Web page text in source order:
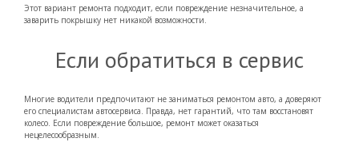
Этот вариант ремонта подходит, если повреждение незначительное, а
заварить покрышку нет никакой возможности.
Если обратиться в сервис
Многие водители предпочитают не заниматься ремонтом авто, а доверяют
его специалистам автосервиса. Правда, нет гарантий, что там восстановят
колесо. Если повреждение большое, ремонт может оказаться
нецелесообразным.